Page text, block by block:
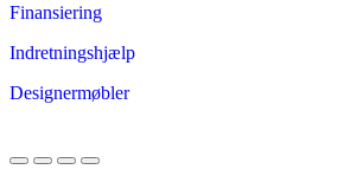
Finansiering
Indretningshjælp
Designermøbler